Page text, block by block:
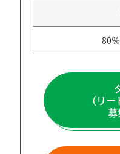
80
（リー